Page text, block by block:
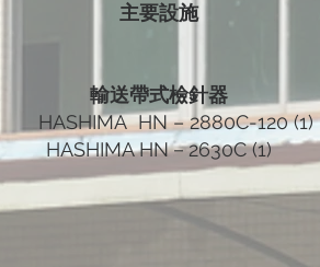
主要設施
輸送帶式檢針器
HASHIMA HN – 2880C-120 (1)
HASHIMA HN－2630C (1)